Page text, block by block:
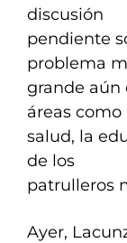
discusión
pendiente
problema
grande aún
áreas como
salud, la
de los
patrulleros
Ayer,